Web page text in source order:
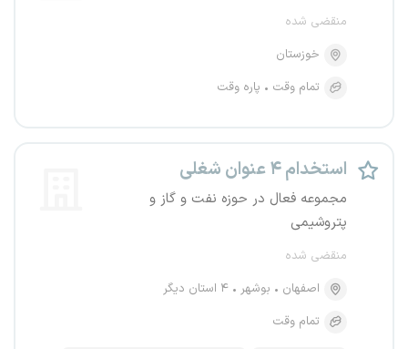
منقضی شده
خوزستان
تمام وقت
پاره وقت
استخدام ۴ عنوان شغلی
مجموعه فعال در حوزه نفت و گاز و
پتروشیمی
منقضی شده
اصفهان
بوشهر
۴ استان دیگر
تمام وقت